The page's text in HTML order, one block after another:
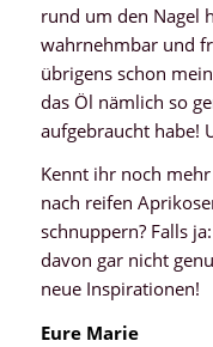
rund um den Nagel
wahrnehmbar und
übrigens schon
das Öl nämlich so
aufgebraucht habe!
Kennt ihr noch
nach reifen
schnuppern? Falls
davon gar nicht
neue Inspirationen!
Eure Marie